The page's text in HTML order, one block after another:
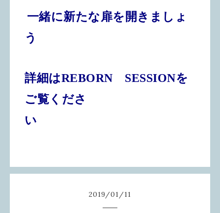
一緒に新たな扉を開きましょ
う
詳細はREBORN SESSIONを
ご覧くださ
い
2019/01/11